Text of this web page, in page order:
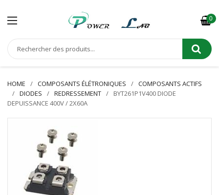
0
HOME COMPOSANTS ÉLÉTRONIQUES
COMPOSANTS ACTIFS
DIODES
REDRESSEMENT
BYT261P1V400 DIODE
DEPUISSANCE 400V / 2X60A